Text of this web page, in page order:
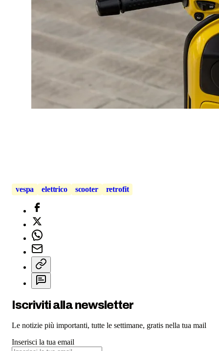
vespa elettrico scooter retrofit
Iscriviti alla newsletter
Le notizie più importanti, tutte le settimane, gratis nella tua mail
Inserisci la tua email